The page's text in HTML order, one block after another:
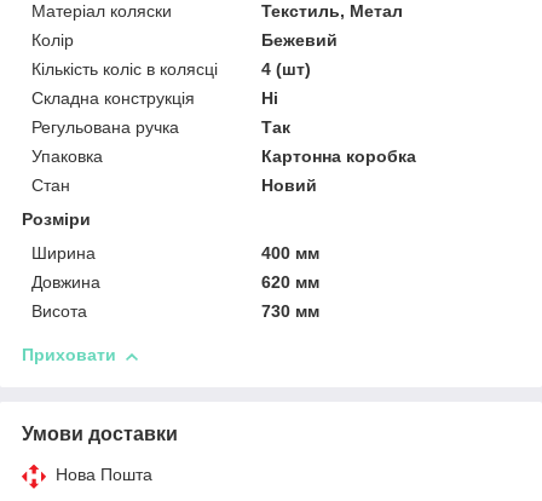
Матеріал коляски
Текстиль, Метал
Колір
Бежевий
Кількість коліс в колясці
4 (шт)
Складна конструкція
Ні
Регульована ручка
Так
Упаковка
Картонна коробка
Стан
Новий
Розміри
Ширина
400 мм
Довжина
620 мм
Висота
730 мм
Приховати
Умови доставки
Нова Пошта